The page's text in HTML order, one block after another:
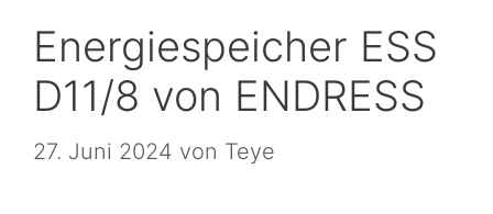
Energiespeicher ESS
D11/8 von ENDRESS
27. Juni 2024 von Teye